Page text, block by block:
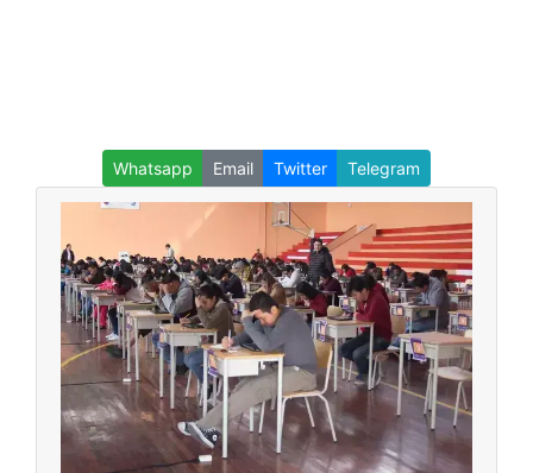
Whatsapp Email Twitter Telegram